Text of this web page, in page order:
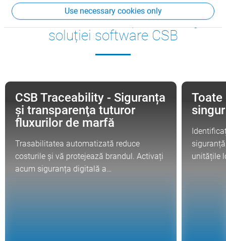
Use necessary cookies only
Aflați mai multe despre avantajele
soluției software CSB
SUBIECTE DE INTERES
CSB Traceability - Siguranța
şi transparenţa tuturor
fluxurilor de marfă
Trasabilitatea automatizată reduce
costurile și vă protejează brandul. Activați
acum siguranța digitală a…
SUBIECTE
unitățile